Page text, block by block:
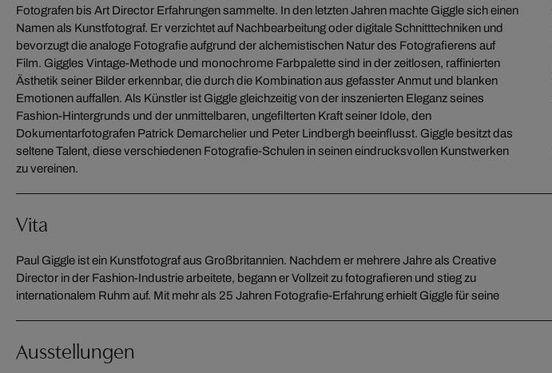
Fotografen bis Art Director Erfahrungen sammelte. In den letzten Jahren machte Giggle sich einen
Namen als Kunstfotograf. Er verzichtet auf Nachbearbeitung oder digitale Schnitttechniken und
bevorzugt die analoge Fotografie aufgrund der alchemistischen Natur des Fotografierens auf
Film. Giggles Vintage-Methode und monochrome Farbpalette sind in der zeitlosen, raffinierten
Ästhetik seiner Bilder erkennbar, die durch die Kombination aus gefasster Anmut und blanken
Emotionen auffallen. Als Künstler ist Giggle gleichzeitig von der inszenierten Eleganz seines
Fashion-Hintergrunds und der unmittelbaren, ungefilterten Kraft seiner Idole, den
Dokumentarfotografen Patrick Demarchelier und Peter Lindbergh beeinflusst. Giggle besitzt das
seltene Talent, diese verschiedenen Fotografie-Schulen in seinen eindrucksvollen Kunstwerken
zu vereinen.
Vita
Paul Giggle ist ein Kunstfotograf aus Großbritannien. Nachdem er mehrere Jahre als Creative
Director in der Fashion-Industrie arbeitete, begann er Vollzeit zu fotografieren und stieg zu
internationalem Ruhm auf. Mit mehr als 25 Jahren Fotografie-Erfahrung erhielt Giggle für seine
Werke mehrere Preise und war auf Ausstellungen überall auf der Welt vertreten. Er lebt und
Ausstellungen